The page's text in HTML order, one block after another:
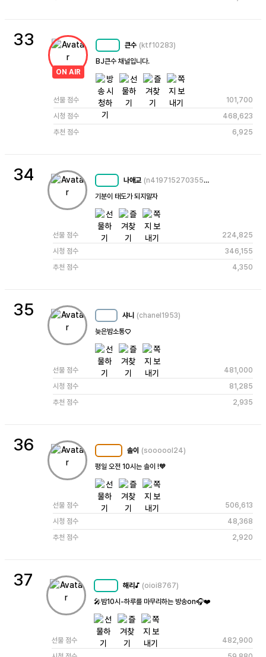
33
ON AIR
큰수 (ktf10283)
BJ큰수 채널입니다.
선물 점수
101,700
시청 점수
468,623
추천 점수
6,925
34 나애교 (n4197152703557251224)
기분이 태도가 되지말자
선물 점수
224,825
시청 점수
346,155
추천 점수
4,350
35 샤니 (chanel1953)
늦은밤소통♡
선물 점수
481,000
시청 점수
81,285
추천 점수
2,935
36 솔이 (soooool24)
평일 오전 10시는 솔이 !🧡
선물 점수
506,613
시청 점수
48,368
추천 점수
2,920
37 해리♪ (oioi8767)
🎤밤10시-하루를 마무리하는 방송on🎧❤️
선물 점수
482,900